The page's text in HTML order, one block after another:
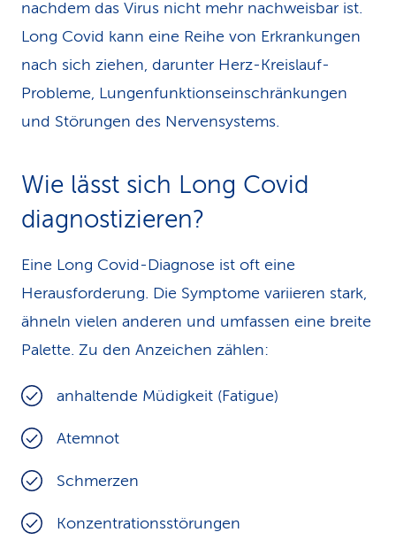
nachdem das Virus nicht mehr nachweisbar ist.
Long Covid kann eine Reihe von Erkrankungen
nach sich ziehen, darunter Herz-Kreislauf-
Probleme, Lungen­funktions­einschränkungen
und Störungen des Nervensystems.
Wie lässt sich Long Covid
diagnostizieren?
Eine Long Covid-Diagnose ist oft eine
Herausforderung. Die Symptome variieren stark,
ähneln vielen anderen und umfassen eine breite
Palette. Zu den Anzeichen zählen:
anhaltende Müdigkeit (Fatigue)
Atemnot
Schmerzen
Konzentrationsstörungen